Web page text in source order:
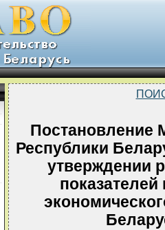
Постановление
Республики
утверждении